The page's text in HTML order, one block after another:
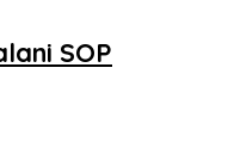
SOP